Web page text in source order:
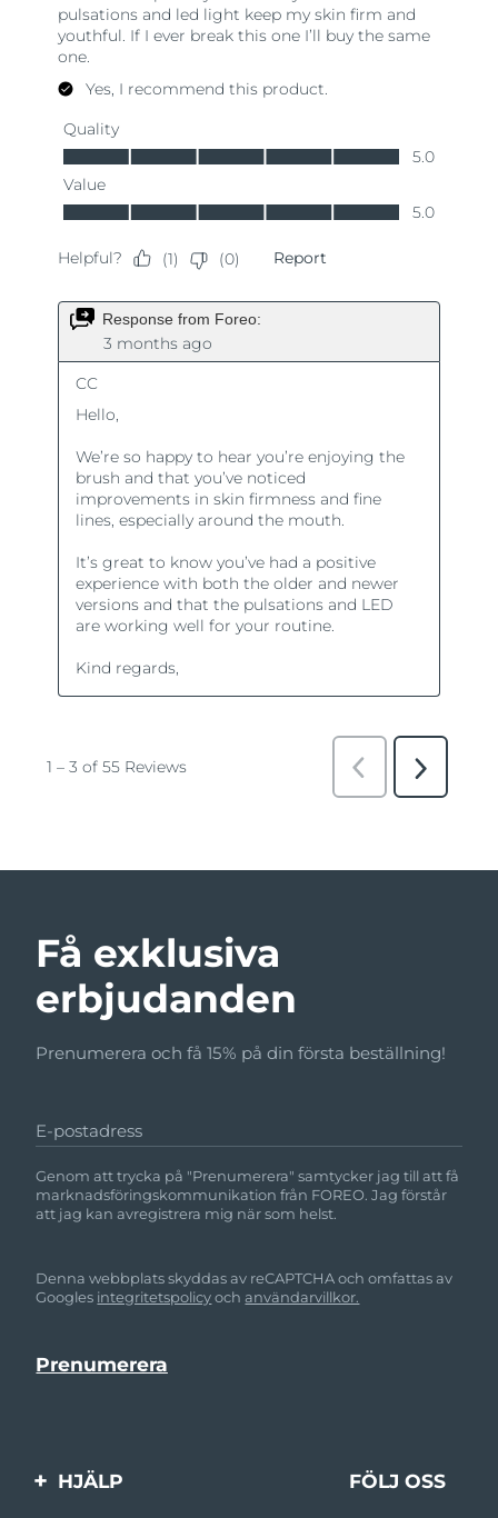
Få exklusiva
erbjudanden
Prenumerera och få 15% på din första beställning!
E-postadress
Genom att trycka på "Prenumerera" samtycker jag till att få
marknadsföringskommunikation från FOREO. Jag förstår
att jag kan avregistrera mig när som helst.
Denna webbplats skyddas av reCAPTCHA och omfattas av
Googles integritetspolicyochanvändarvillkor.
HJÄLP FÖLJ OSS